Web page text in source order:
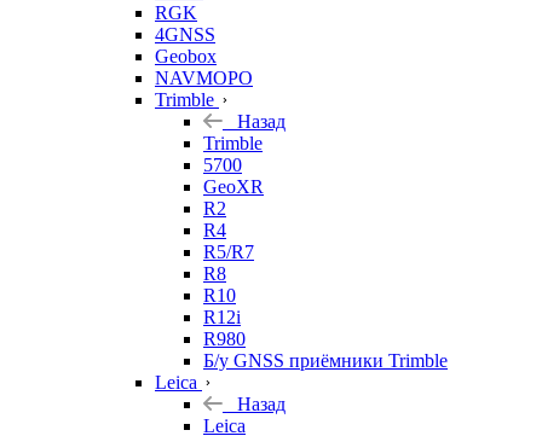
RGK
4GNSS
Geobox
NAVMOPO
Trimble
Назад
Trimble
5700
GeoXR
R2
R4
R5/R7
R8
R10
R12i
R980
Б/у GNSS приёмники Trimble
Leica
Назад
Leica